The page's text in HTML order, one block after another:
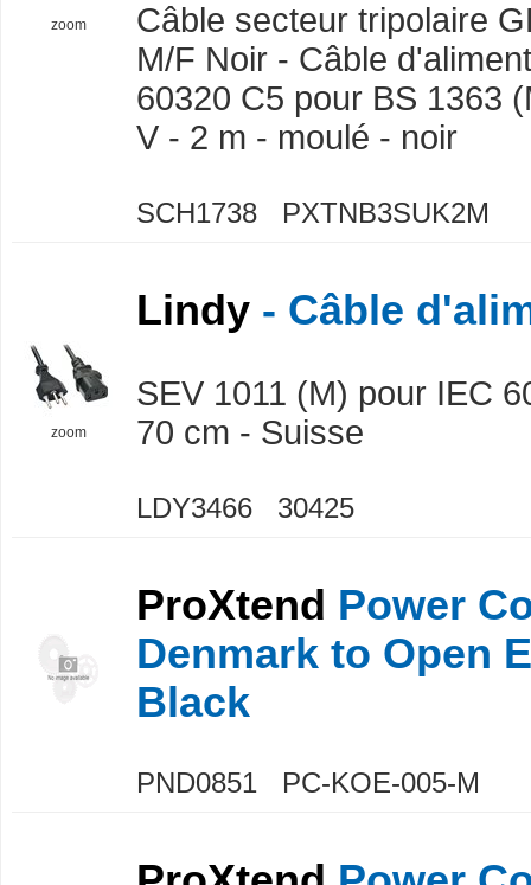
zoom
Câble secteur tripolaire
M/F Noir - Câble
60320 C5 pour BS 1363
V - 2 m - moulé - noir
SCH1738 PXTNB3SUK2M
zoom
Lindy - Câble
SEV 1011 (M) pour IEC
70 cm - Suisse
LDY3466 30425
ProXtend Power
Denmark to Open
Black
PND0851 PC-KOE-005-M